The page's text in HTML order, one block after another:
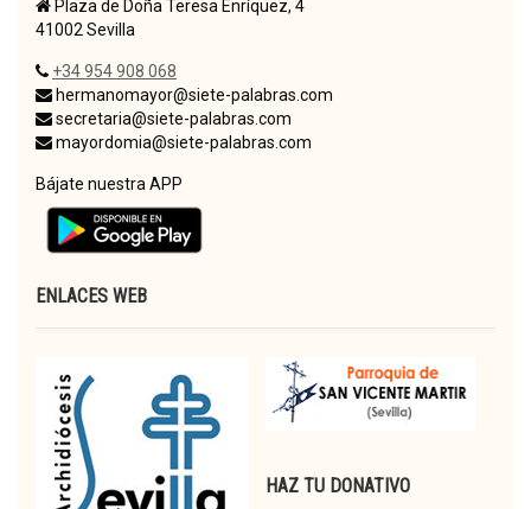
Plaza de Doña Teresa Enríquez, 4
41002 Sevilla
+34 954 908 068
hermanomayor@siete-palabras.com
secretaria@siete-palabras.com
mayordomia@siete-palabras.com
Bájate nuestra APP
ENLACES WEB
HAZ TU DONATIVO